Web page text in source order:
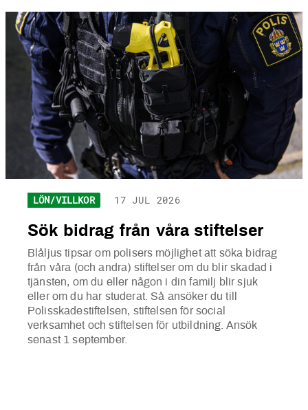
LÖN/VILLKOR 17 JUL 2026
Sök bidrag från våra stiftelser
Blåljus tipsar om polisers möjlighet att söka bidrag
från våra (och andra) stiftelser om du blir skadad i
tjänsten, om du eller någon i din familj blir sjuk
eller om du har studerat. Så ansöker du till
Polisskadestiftelsen, stiftelsen för social
verksamhet och stiftelsen för utbildning. Ansök
senast 1 september.